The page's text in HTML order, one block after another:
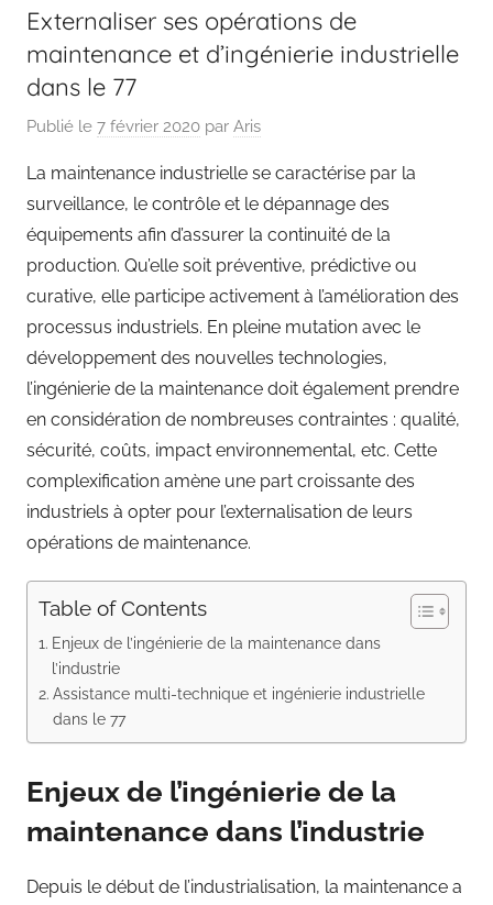
Externaliser ses opérations de
maintenance et d’ingénierie industrielle
dans le 77
Publié le 7 février 2020 par Aris
La maintenance industrielle se caractérise par la
surveillance, le contrôle et le dépannage des
équipements afin d’assurer la continuité de la
production. Qu’elle soit préventive, prédictive ou
curative, elle participe activement à l’amélioration des
processus industriels. En pleine mutation avec le
développement des nouvelles technologies,
l’ingénierie de la maintenance doit également prendre
en considération de nombreuses contraintes : qualité,
sécurité, coûts, impact environnemental, etc. Cette
complexification amène une part croissante des
industriels à opter pour l’externalisation de leurs
opérations de maintenance.
Table of Contents
Enjeux de l’ingénierie de la maintenance dans
l’industrie
Assistance multi-technique et ingénierie industrielle
dans le 77
Enjeux de l’ingénierie de la
maintenance dans l’industrie
Depuis le début de l’industrialisation, la maintenance a